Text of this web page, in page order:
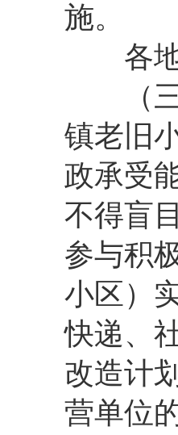
施。
各地
（
镇老旧
政承受
不得盲
参与积
小区）
快递、
改造计
营单位